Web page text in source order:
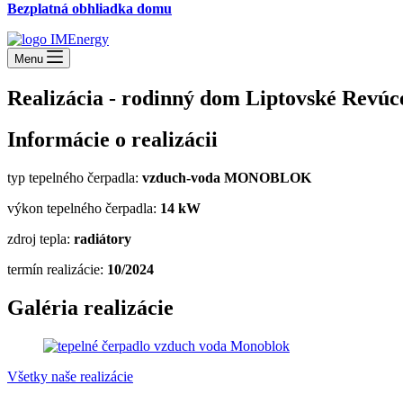
Bezplatná obhliadka domu
Menu
Realizácia - rodinný dom Liptovské
Informácie o realizácii
typ tepelného čerpadla: vzduch-voda MONOBLOK
výkon tepelného čerpadla: 14 kW
zdroj tepla: radiátory
termín realizácie: 10/2024
Galéria realizácie
Všetky naše realizácie